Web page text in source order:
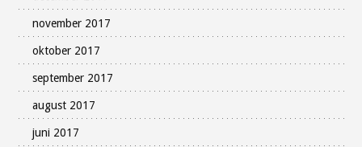
november 2017
oktober 2017
september 2017
august 2017
juni 2017